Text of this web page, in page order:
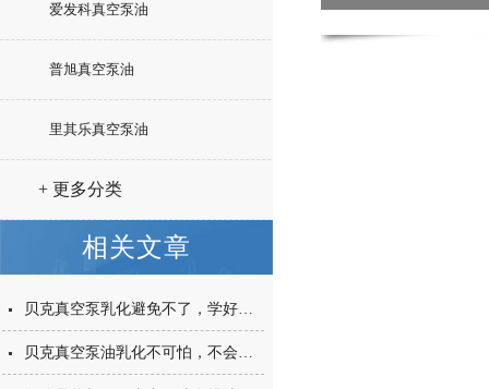
爱发科真空泵油
普旭真空泵油
里其乐真空泵油
+ 更多分类
相关文章
贝克真空泵乳化避免不了，学好预防才是关键
贝克真空泵油乳化不可怕，不会解决才可怕